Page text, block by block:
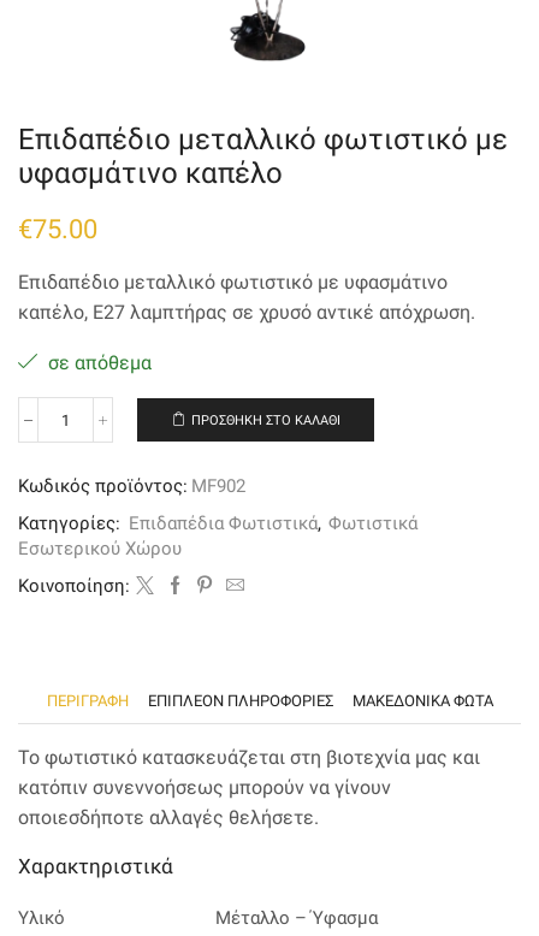
Eπιδαπέδιο μεταλλικό φωτιστικό με
υφασμάτινο καπέλο
€75.00
Eπιδαπέδιο μεταλλικό φωτιστικό με υφασμάτινο
καπέλο, E27 λαμπτήρας σε χρυσό αντικέ απόχρωση.
σε απόθεμα
Eπιδαπέδιο
με
υφασμάτινο
καπέλο
ποσότητα
ΠΡΟΣΘΉΚΗ ΣΤΟ ΚΑΛΆΘΙ
Κωδικός προϊόντος: MF902
Κατηγορίες: Επιδαπέδια Φωτιστικά, Φωτιστικά
Εσωτερικού Χώρου
Kοινοποίηση:
ΠΕΡΙΓΡΑΦΉ ΕΠΙΠΛΈΟΝ ΠΛΗΡΟΦΟΡΊΕΣ ΜΑΚΕΔΟΝΙΚΑ ΦΩΤΑ
Το φωτιστικό κατασκευάζεται στη βιοτεχνία μας και
κατόπιν συνεννοήσεως μπορούν να γίνουν
οποιεσδήποτε αλλαγές θελήσετε.
Χαρακτηριστικά
Υλικό Μέταλλο – Ύφασμα